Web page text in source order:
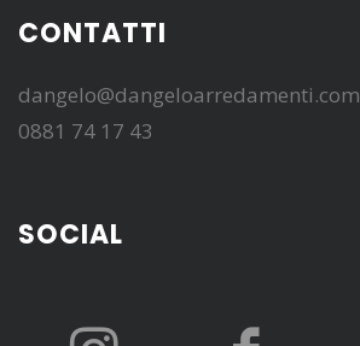
CONTATTI
dangelo@dangeloarredamenti.com
0881 74 17 43
SOCIAL